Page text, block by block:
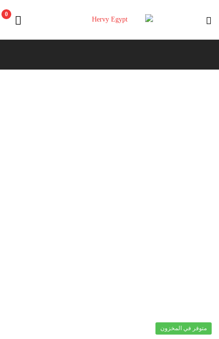
Hervy
0
متوفر في المخزون